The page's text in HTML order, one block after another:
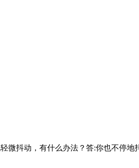
微抖动，有什么办法？答:你也不停